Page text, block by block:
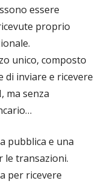
essere
proprio
unico, composto
di inviare e ricevere
ma senza
pubblica e una
le transazioni.
per ricevere